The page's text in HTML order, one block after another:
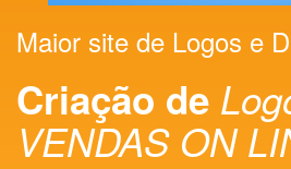
Maior site de Logos e
Criação de
VENDAS ON